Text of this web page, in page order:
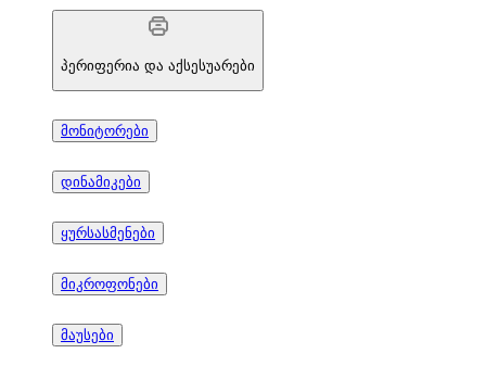
პერიფერია და აქსესუარები
მონიტორები
დინამიკები
ყურსასმენები
მიკროფონები
მაუსები